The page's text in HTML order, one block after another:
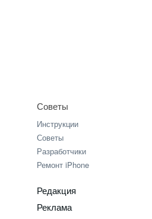
Советы
Инструкции
Советы
Разработчики
Ремонт iPhone
Редакция
Реклама